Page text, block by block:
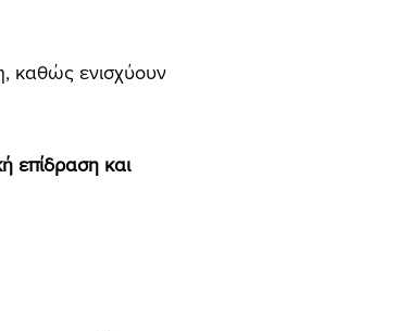
καθώς ενισχύουν
επίδραση και